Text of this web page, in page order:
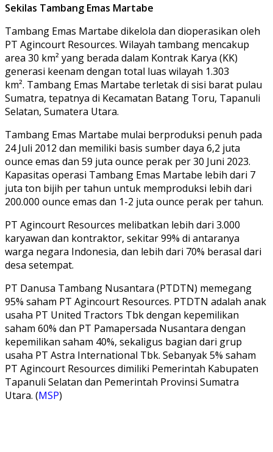
Sekilas Tambang Emas Martabe
Tambang Emas Martabe dikelola dan dioperasikan oleh
PT Agincourt Resources. Wilayah tambang mencakup
area 30 km² yang berada dalam Kontrak Karya (KK)
generasi keenam dengan total luas wilayah 1.303
km². Tambang Emas Martabe terletak di sisi barat pulau
Sumatra, tepatnya di Kecamatan Batang Toru, Tapanuli
Selatan, Sumatera Utara.
Tambang Emas Martabe mulai berproduksi penuh pada
24 Juli 2012 dan memiliki basis sumber daya 6,2 juta
ounce emas dan 59 juta ounce perak per 30 Juni 2023.
Kapasitas operasi Tambang Emas Martabe lebih dari 7
juta ton bijih per tahun untuk memproduksi lebih dari
200.000 ounce emas dan 1-2 juta ounce perak per tahun.
PT Agincourt Resources melibatkan lebih dari 3.000
karyawan dan kontraktor, sekitar 99% di antaranya
warga negara Indonesia, dan lebih dari 70% berasal dari
desa setempat.
PT Danusa Tambang Nusantara (PTDTN) memegang
95% saham PT Agincourt Resources. PTDTN adalah anak
usaha PT United Tractors Tbk dengan kepemilikan
saham 60% dan PT Pamapersada Nusantara dengan
kepemilikan saham 40%, sekaligus bagian dari grup
usaha PT Astra International Tbk. Sebanyak 5% saham
PT Agincourt Resources dimiliki Pemerintah Kabupaten
Tapanuli Selatan dan Pemerintah Provinsi Sumatra
Utara. (MSP)